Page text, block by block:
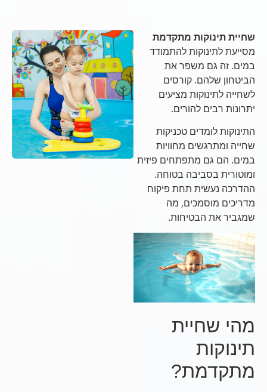
שחיית תינוקות מתקדמת
מסייעת לתינוקות להתמודד
במים. זה גם משפר את
הביטחון שלהם. קורסים
לשחייה לתינוקות מציעים
יתרונות רבים להורים.
התינוקות לומדים טכניקות
שחייה ומתרגשים מחוויות
במים. הם גם מתפתחים פיזית
ומוטורית בסביבה בטוחה.
ההדרכה נעשית תחת פיקוח
מדריכים מוסמכים, מה
שמגביר את הבטיחות.
מהי שחיית
תינוקות
מתקדמת?